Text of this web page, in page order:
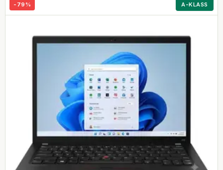
- 79 % A-KLASS